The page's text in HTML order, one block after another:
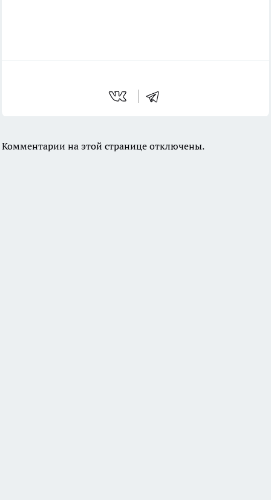
Комментарии на этой странице отключены.